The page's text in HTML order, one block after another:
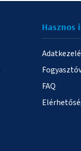
Hasznos
FAQ